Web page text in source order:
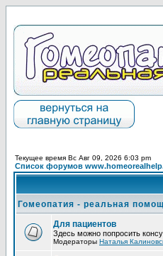
Текущее время Вс Авг 09, 2026 6:03 pm
Список форумов
Гомеопатия - реальная
Для пациентов
Здесь можно попросить
Модераторы Наталья